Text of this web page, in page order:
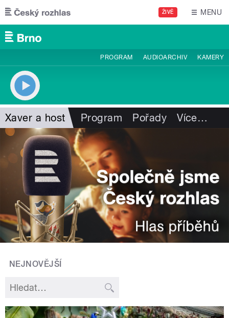
Přejít k hlavnímu obsahu
ŽIVĚ MENU
PROGRAM AUDIOARCHIV KAMERY
Xaver a host Program Pořady Více…
NEJNOVĚJŠÍ